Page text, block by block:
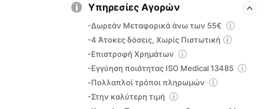
Υπηρεσίες Αγορών
-Δωρεάν Μεταφορικά άνω των 55€
-4 Άτοκες δόσεις, Χωρίς Πιστωτική
-Επιστροφή Χρημάτων
-Εγγύηση ποιότητας ISO Medical 13485
-Πολλαπλοί τρόποι πληρωμών
-Στην καλύτερη τιμή